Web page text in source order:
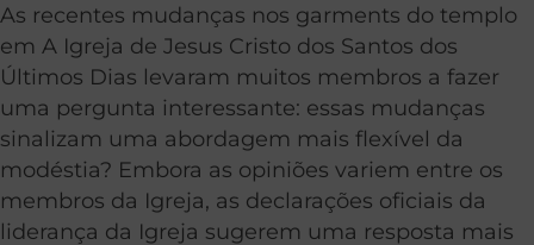
As recentes mudanças nos garments do templo
em A Igreja de Jesus Cristo dos Santos dos
Últimos Dias levaram muitos membros a fazer
uma pergunta interessante: essas mudanças
sinalizam uma abordagem mais flexível da
modéstia? Embora as opiniões variem entre os
membros da Igreja, as declarações oficiais da
liderança da Igreja sugerem uma resposta mais